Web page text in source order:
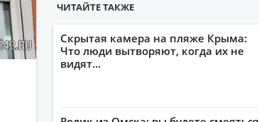
ЧИТАЙТЕ ТАКЖЕ
Скрытая камера на пляже Крыма:
Что люди вытворяют, когда их не
видят...